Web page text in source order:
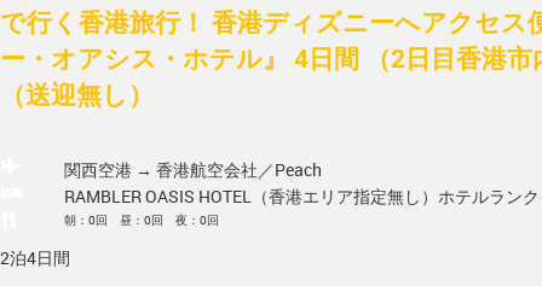
で行く香港旅行！ 香港ディズニーへアクセス
ー・オアシス・ホテル』 4日間 （2日目香港市
（送迎無し）
関西空港 → 香港航空会社／Peach
RAMBLER OASIS HOTEL（香港エリア指定無し） ホテルラン
朝：0回 昼：0回 夜：0回
2泊4日間